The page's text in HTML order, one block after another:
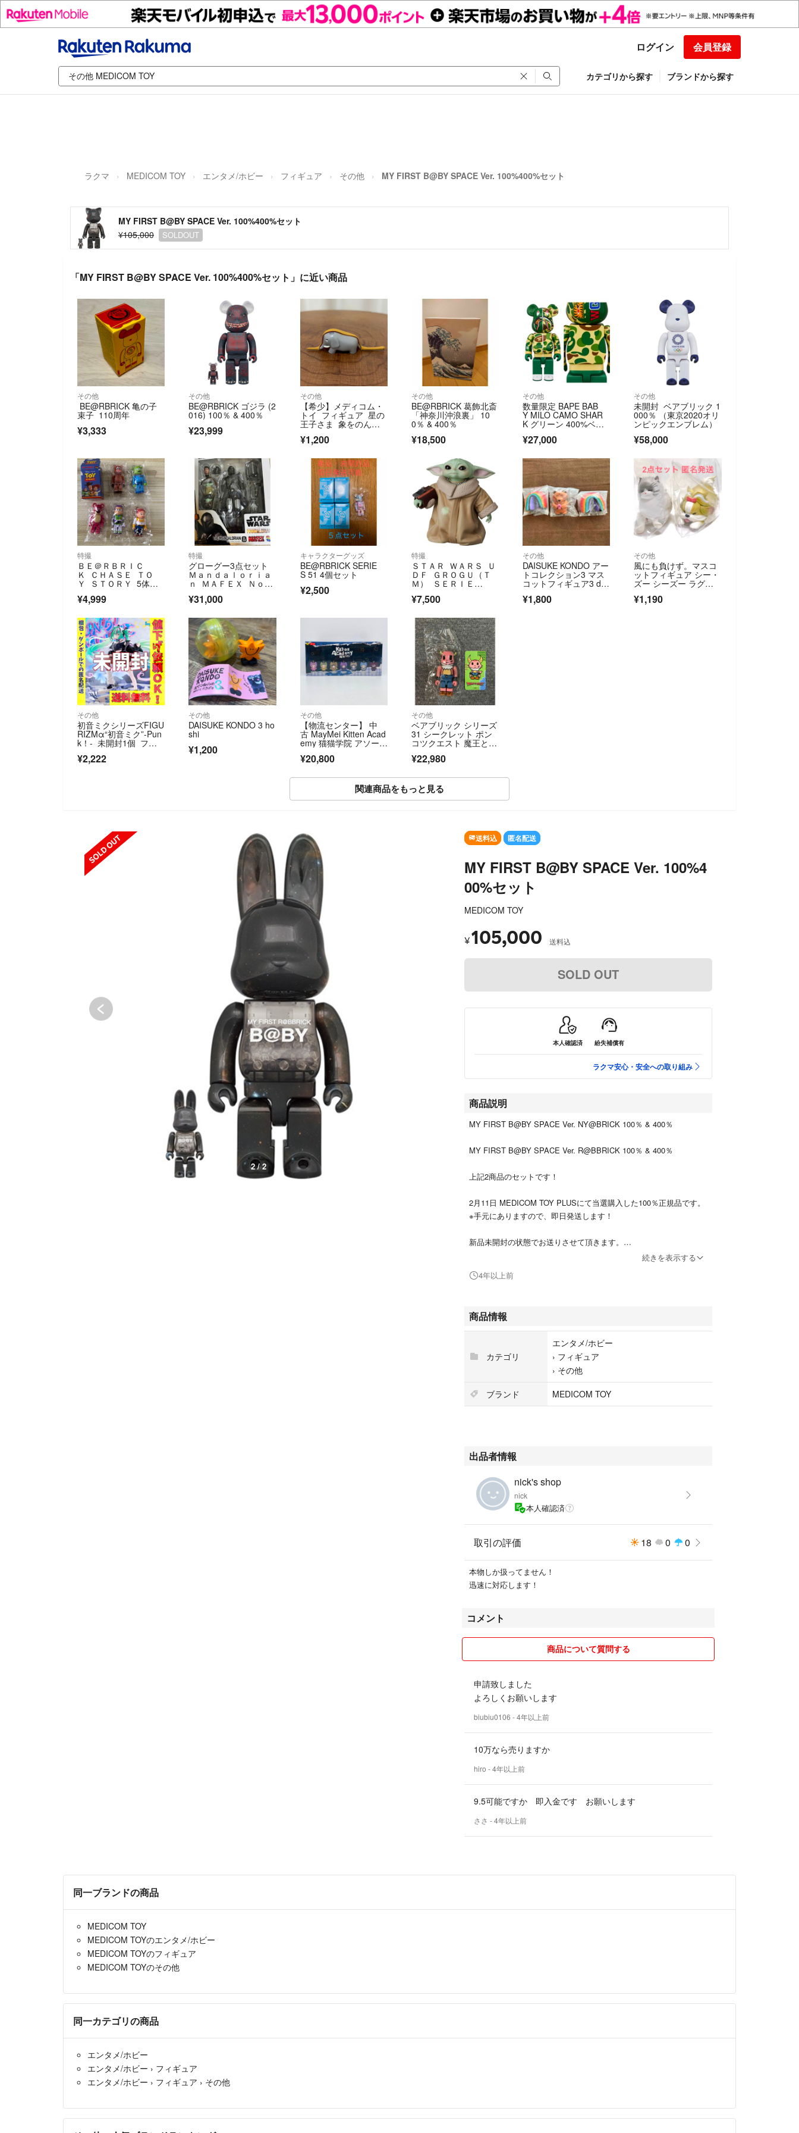
ログイン 会員登録
カテゴリから探す ブランドから探す
ラクマ MEDICOM TOY エンタメ/ホビー フィギュア その他 MY FIRST B@BY SPACE Ver. 100%400%セット
MY FIRST B@BY SPACE Ver. 100%400%セット
¥105,000
SOLDOUT
「MY FIRST B@BY SPACE Ver. 100%400%セット」に近い商品
その他
BE@RBRICK 亀の子
束子 110周年
¥3,333
その他
BE@RBRICK ゴジラ (2
016) 100％ & 400％
¥23,999
その他
【希少】メディコム・
トイ フィギュア 星の
王子さま 象をのんだ
蟒蛇
¥1,200
その他
BE@RBRICK 葛飾北斎
「神奈川沖浪裏」 10
0％ & 400％
¥18,500
その他
数量限定 BAPE BAB
Y MILO CAMO SHAR
K グリーン 400%ベア
ブリック/未使用
¥27,000
その他
未開封 ベアブリック 1
000％ （東京2020オリ
ンピックエンブレム）
¥58,000
特撮
ＢＥ＠ＲＢＲＩＣ
Ｋ ＣＨＡＳＥ ＴＯ
Ｙ ＳＴＯＲＹ 5体セ
¥4,999
特撮
グローグー3点セット
Ｍａｎｄａｌｏｒｉａ
ｎ ＭＡＦＥＸ Ｎｏ．
¥31,000
キャラクターグッズ
BE@RBRICK SERIE
S 51 4個セット
¥2,500
特撮
ＳＴＡＲ ＷＡＲＳ Ｕ
ＤＦ ＧＲＯＧＵ（Ｔ
Ｍ） ＳＥＲＩＥ
ｔ
¥7,500
その他
DAISUKE KONDO アー
トコレクション3 マス
コットフィギュア3 dok
¥1,800
その他
風にも負けず。マスコ
ットフィギュア シー・
ズー シーズー ラグド
¥1,190
その他
初音ミクシリーズFIGU
RIZMα“初音ミク”-Pun
k！- 未開封1個 フィ
¥2,222
その他
DAISUKE KONDO 3 ho
shi
¥1,200
その他
【物流センター】 中
古 MayMei Kitten Acad
emy 猫猫学院 アソート
¥20,800
その他
ベアブリック シリーズ
31 シークレット ポン
コツクエスト 魔王と派
レア 100%
¥22,980
関連商品をもっと見る
2 / 2
送料込 匿名配送
MY FIRST B@BY SPACE Ver. 100%4
00%セット
MEDICOM TOY
¥105,000 送料込
SOLD OUT
本人確認済 紛失補償有
ラクマ安心・安全への取り組み
商品説明
MY FIRST B@BY SPACE Ver. NY@BRICK 100％ & 400％
MY FIRST B@BY SPACE Ver. R@BBRICK 100％ & 400％
上記2商品のセットです！
2月11日 MEDICOM TOY PLUSにて当選購入した100％正規品です。
※手元にありますので、即日発送します！
新品未開封の状態でお送りさせて頂きます。
オーダーシート、領収書はお手元にあります。
◎すり替え防止の為、返品・交換・キャンセル等は受け付けておりま
以上の事をご理解の上、ご検討宜しくお願いします。
◎外箱（商品が入ったダンボールや化粧箱）に関して、配送中の破損
や不良品などの保障は一切お受け出来ませんのでご了承下さい。
#ベアブリック
#bearbrick
#BE@RBRICK
#BE@RBRICKWORLDWIDETOUR3
#BE@RBRICKピカチュウGOLDCHROMEVer.100％＆400％1000%
#ゴールドクロム
#MEDICOMTOYPLUS
#MEDICOMTOY
#2GTOKYO
#空山基
#sorayama
#APE
#MYFIRST
続きを表示する
4年以上前
商品情報
カテゴリ
エンタメ/ホビー
› フィギュア
› その他
ブランド
MEDICOM TOY
出品者情報
nick's shop
nick
本人確認済
取引の評価 18 0 0
本物しか扱ってません！
迅速に対応します！
コメント
商品について質問する
申請致しました
よろしくお願いします
biubiu0106 - 4年以上前
10万なら売りますか
hiro - 4年以上前
9.5可能ですか 即入金です お願いします
ささ - 4年以上前
同一ブランドの商品
MEDICOM TOY
MEDICOM TOYのエンタメ/ホビー
MEDICOM TOYのフィギュア
MEDICOM TOYのその他
同一カテゴリの商品
エンタメ/ホビー
エンタメ/ホビー › フィギュア
エンタメ/ホビー › フィギュア › その他